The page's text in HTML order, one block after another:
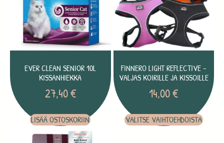
EVER CLEAN SENIOR 10L
KISSANHIEKKA
27,40€
LISÄÄ OSTOSKORIIN
FINNERO LIGHT REFLECTIVE -
VALJAS KOIRILLE JA KISSOILLE
14,00€
VALITSE VAIHTOEHDOISTA